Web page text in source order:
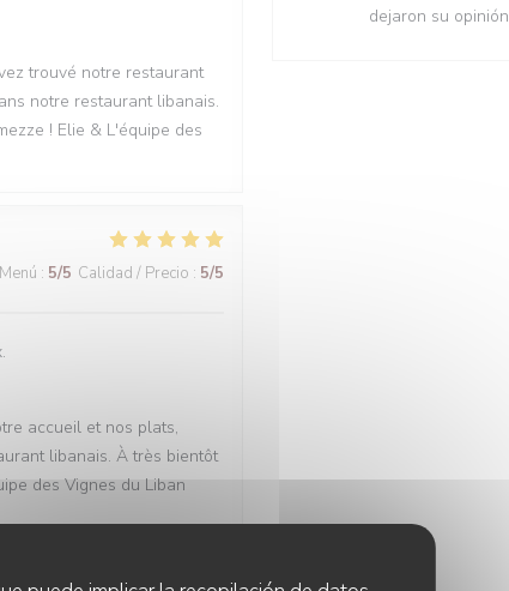
trouvé notre restaurant
notre restaurant libanais.
! Elie & L'équipe des
Menú : 5/5 Calidad / Precio : 5/5
accueil et nos plats,
libanais. À très bientôt
des Vignes du Liban
dejaron su opinión